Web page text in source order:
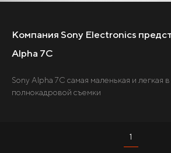
Компания Sony Electronics
Alpha 7C
Sony Alpha 7C самая маленькая и легкая
полнокадровой съемки
1